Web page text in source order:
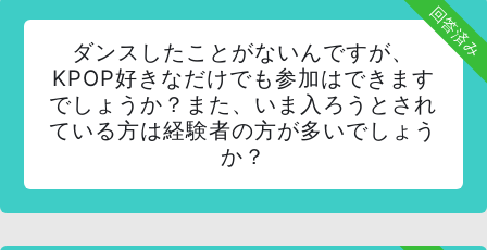
回答済み
ダンスしたことがないんですが、
KPOP好きなだけでも参加はできます
でしょうか？また、いま入ろうとされ
ている方は経験者の方が多いでしょう
か？